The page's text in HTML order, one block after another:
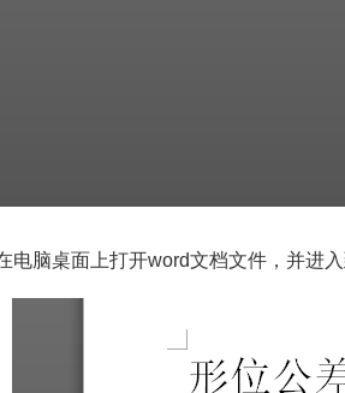
脑桌面上打开word文档文件，并进入